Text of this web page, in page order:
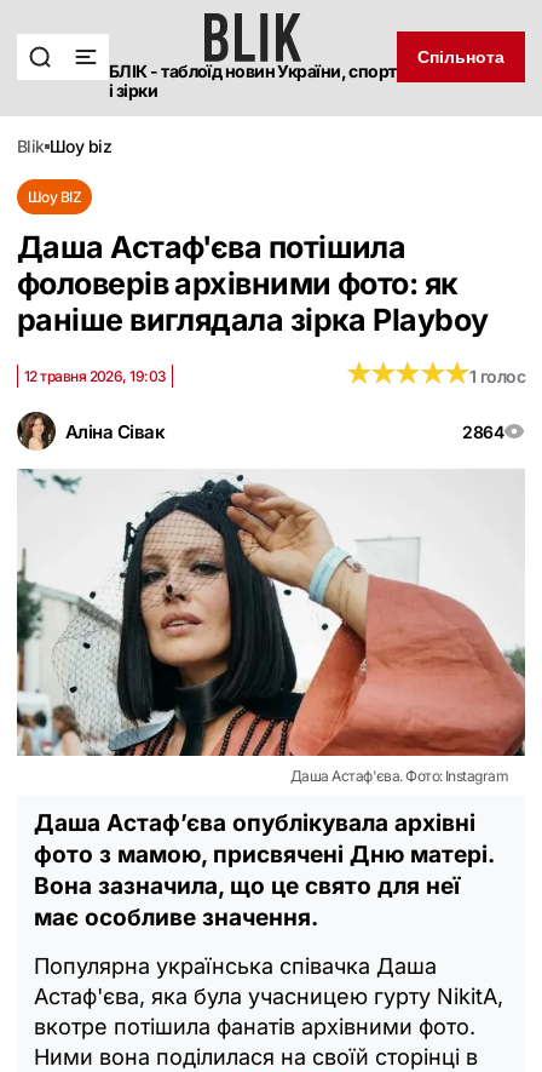
БЛІК - таблоїд новин України, спорт
і зірки
Спільнота
blik шоу biz
Шоу BIZ
Даша Астаф'єва потішила
фоловерів архівними фото: як
раніше виглядала зірка Playboy
Аліна Сівак 2864
12 травня 2026, 19:03 ★★★★★
★★★★★1 голос
Даша Астаф'єва. Фото: Instagram
Даша Астаф’єва опублікувала архівні
фото з мамою, присвячені Дню матері.
Вона зазначила, що це свято для неї
має особливе значення.
Популярна українська співачка Даша
Астаф'єва, яка була учасницею гурту NikitA,
вкотре потішила фанатів архівними фото.
Ними вона поділилася на своїй сторінці в